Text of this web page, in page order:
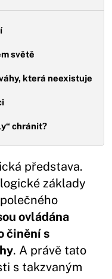
světě
která neexistuje
chránit?
představa.
základy
ovládána
činění s
. A právě tato
s takzvaným